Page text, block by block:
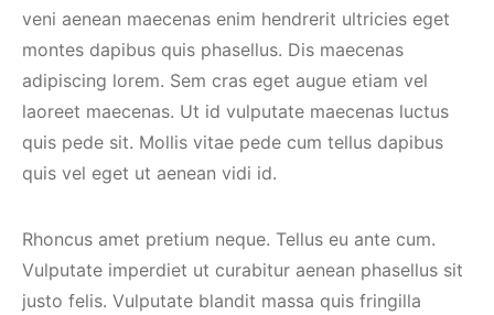
veni aenean maecenas enim hendrerit ultricies eget
montes dapibus quis phasellus. Dis maecenas
adipiscing lorem. Sem cras eget augue etiam vel
laoreet maecenas. Ut id vulputate maecenas luctus
quis pede sit. Mollis vitae pede cum tellus dapibus
quis vel eget ut aenean vidi id.
Rhoncus amet pretium neque. Tellus eu ante cum.
Vulputate imperdiet ut curabitur aenean phasellus sit
justo felis. Vulputate blandit massa quis fringilla